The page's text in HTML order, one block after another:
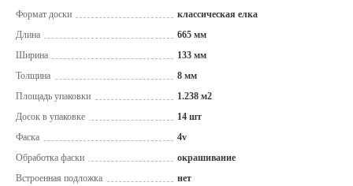
Формат доски
классическая елка
Длина
665 мм
Ширина
133 мм
Толщина
8 мм
Площадь упаковки
1.238 м2
Досок в упаковке
14 шт
Фаска
4v
Обработка фаски
окрашивание
Встроенная подложка
нет